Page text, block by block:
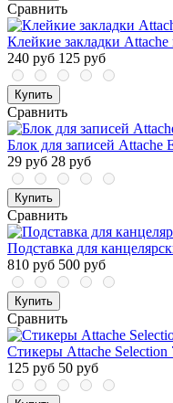
Сравнить
Клейкие закладки
240 руб 125 руб
Купить
Сравнить
Блок для записей
29 руб 28 руб
Купить
Сравнить
Подставка для
810 руб 500 руб
Купить
Сравнить
Стикеры Attache
125 руб 50 руб